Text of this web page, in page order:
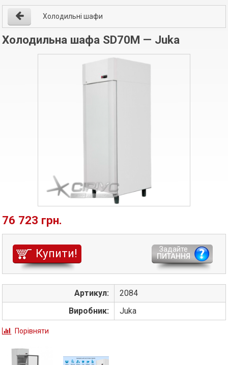
Холодильні шафи
Холодильна шафа SD70М — Juka
76 723 грн.
Купити!
Задайте
ПИТАННЯ
Артикул:
2084
Виробник:
Juka
Порівняти